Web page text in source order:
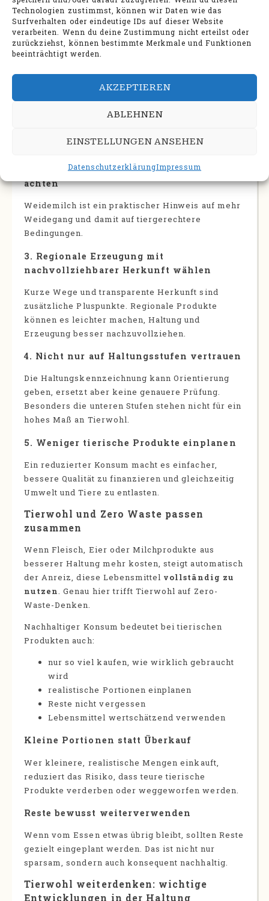
Technologien zustimmst, können wir Daten wie das
Surfverhalten oder eindeutige IDs auf dieser Website
verarbeiten. Wenn du deine Zustimmung nicht erteilst oder
zurückziehst, können bestimmte Merkmale und Funktionen
beeinträchtigt werden.
AKZEPTIEREN
ABLEHNEN
EINSTELLUNGEN ANSEHEN
DatenschutzerklärungImpressum
Fleisch und Milchprodukte
nachhaltiger
Beim nachhaltigen Einkauf helfen einige klare
Orientierungspunkte.
1. Bio-Fleisch bevorzugen
die bessere Wahl. Noch gezielter ist der
Naturland.
2. Bei Milchprodukten auf Weidemilch
achten
Weidemilch ist ein praktischer Hinweis auf mehr
Weidegang und damit auf tiergerechtere
Bedingungen.
3. Regionale Erzeugung mit
nachvollziehbarer Herkunft wählen
Kurze Wege und transparente Herkunft sind
zusätzliche Pluspunkte. Regionale Produkte
können es leichter machen, Haltung und
Erzeugung besser nachzuvollziehen.
4. Nicht nur auf Haltungsstufen vertrauen
Die Haltungskennzeichnung kann Orientierung
geben, ersetzt aber keine genauere Prüfung.
Besonders die unteren Stufen stehen nicht für ein
hohes Maß an Tierwohl.
5. Weniger tierische Produkte einplanen
Ein reduzierter Konsum macht es einfacher,
bessere Qualität zu finanzieren und gleichzeitig
Umwelt und Tiere zu entlasten.
Tierwohl und Zero Waste passen
zusammen
Wenn Fleisch, Eier oder Milchprodukte aus
besserer Haltung mehr kosten, steigt automatisch
der Anreiz, diese Lebensmittel vollständig zu
nutzen. Genau hier trifft Tierwohl auf Zero-
Waste-Denken.
Nachhaltiger Konsum bedeutet bei tierischen
Produkten auch:
nur so viel kaufen, wie wirklich gebraucht
wird
realistische Portionen einplanen
Reste nicht vergessen
Lebensmittel wertschätzend verwenden
Kleine Portionen statt Überkauf
Wer kleinere, realistische Mengen einkauft,
reduziert das Risiko, dass teure tierische
Produkte verderben oder weggeworfen werden.
Reste bewusst weiterverwenden
Wenn vom Essen etwas übrig bleibt, sollten Reste
gezielt eingeplant werden. Das ist nicht nur
sparsam, sondern auch konsequent nachhaltig.
Tierwohl weiterdenken: wichtige
Entwicklungen in der Haltung